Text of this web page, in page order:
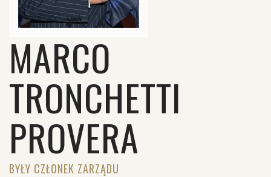
MARCO
TRONCHETTI
PROVERA
BYŁY CZŁONEK ZARZĄDU